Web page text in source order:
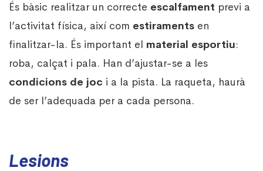
És bàsic realitzar un correcte escalfament previ a
l’activitat física, així com estiraments en
finalitzar-la. És important el material esportiu:
roba, calçat i pala. Han d’ajustar-se a les
condicions de joc i a la pista. La raqueta, haurà
de ser l’adequada per a cada persona.
Lesions